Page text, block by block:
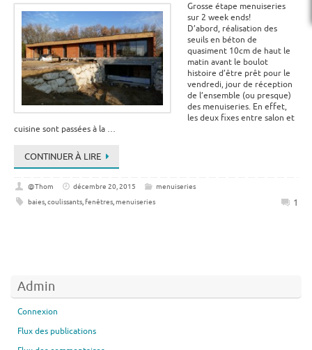
Grosse étape menuiseries
sur 2 week ends!
D’abord, réalisation des
seuils en béton de
quasiment 10cm de haut le
matin avant le boulot
histoire d’être prêt pour le
vendredi, jour de réception
de l’ensemble (ou presque)
des menuiseries. En effet,
les deux fixes entre salon et
cuisine sont passées à la …
CONTINUER À LIRE
@Thom décembre 20, 2015
menuiseries
baies,coulissants,fenêtres,menuiseries 1
Admin
Connexion
Flux des publications